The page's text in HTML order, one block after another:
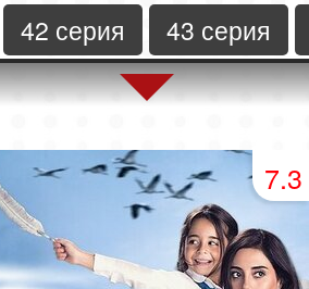
42 серия
43 серия
46 серия
47 серия
50 серия
51 серия
54 серия
55 серия
58 серия
59 серия
7.3